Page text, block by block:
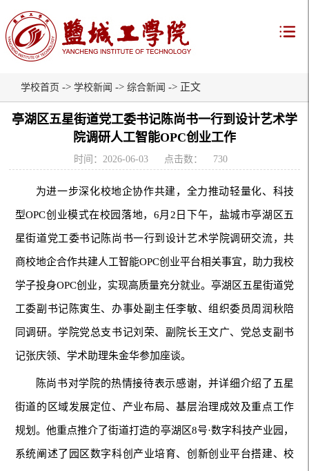
学校首页 -> 学校新闻 -> 综合新闻 -> 正文
亭湖区五星街道党工委书记陈尚书一行到设计艺术学
院调研人工智能OPC创业工作
时间：2026-06-03 点击数： 730
为进一步深化校地企协作共建，全力推动轻量化、科技
型OPC创业模式在校园落地，6月2日下午，盐城市亭湖区五
星街道党工委书记陈尚书一行到设计艺术学院调研交流，共
商校地企合作共建人工智能OPC创业平台相关事宜，助力我校
学子投身OPC创业，实现高质量充分就业。亭湖区五星街道党
工委副书记陈寅生、办事处副主任李敏、组织委员周润秋陪
同调研。学院党总支书记刘荣、副院长王文广、党总支副书
记张庆领、学术助理朱金华参加座谈。
陈尚书对学院的热情接待表示感谢，并详细介绍了五星
街道的区域发展定位、产业布局、基层治理成效及重点工作
规划。他重点推介了街道打造的亭湖区8号·数字科技产业园，
系统阐述了园区数字科创产业培育、创新创业平台搭建、校